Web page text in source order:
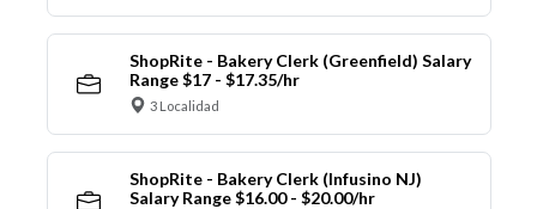
ShopRite - Bakery Clerk (Greenfield) Salary
Range $17 - $17.35/hr
3 Localidad
ShopRite - Bakery Clerk (Infusino NJ)
Salary Range $16.00 - $20.00/hr